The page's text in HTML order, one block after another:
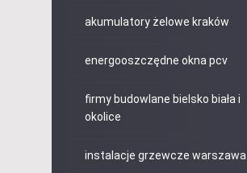
akumulatory żelowe kraków
energooszczędne okna pcv
firmy budowlane bielsko biała i
okolice
instalacje grzewcze warszawa